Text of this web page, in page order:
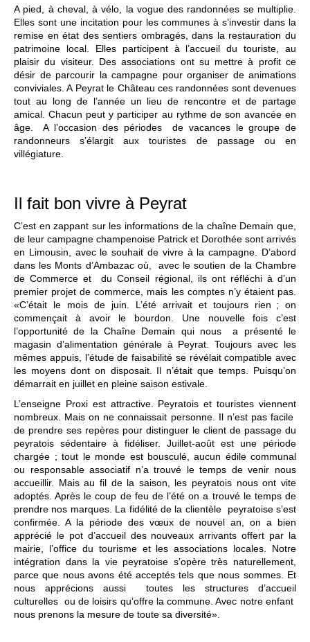
A pied, à cheval, à vélo, la vogue des randonnées se multiplie.
Elles sont une incitation pour les communes à s’investir dans la
remise en état des sentiers ombragés, dans la restauration du
patrimoine local. Elles participent à l’accueil du touriste, au
plaisir du visiteur. Des associations ont su mettre à profit ce
désir de parcourir la campagne pour organiser de animations
conviviales. A Peyrat le Château ces randonnées sont devenues
tout au long de l’année un lieu de rencontre et de partage
amical. Chacun peut y participer au rythme de son avancée en
âge. A l’occasion des périodes de vacances le groupe de
randonneurs s’élargit aux touristes de passage ou en
villégiature.
Il fait bon vivre à Peyrat
C’est en zappant sur les informations de la chaîne Demain que,
de leur campagne champenoise Patrick et Dorothée sont arrivés
en Limousin, avec le souhait de vivre à la campagne. D’abord
dans les Monts d’Ambazac où, avec le soutien de la Chambre
de Commerce et du Conseil régional, ils ont réfléchi à d’un
premier projet de commerce, mais les comptes n’y étaient pas.
«C’était le mois de juin. L’été arrivait et toujours rien ; on
commençait à avoir le bourdon. Une nouvelle fois c’est
l’opportunité de la Chaîne Demain qui nous a présenté le
magasin d’alimentation générale à Peyrat. Toujours avec les
mêmes appuis, l’étude de faisabilité se révélait compatible avec
les moyens dont on disposait. Il n’était que temps. Puisqu’on
démarrait en juillet en pleine saison estivale.
L’enseigne Proxi est attractive. Peyratois et touristes viennent
nombreux. Mais on ne connaissait personne. Il n’est pas facile
de prendre ses repères pour distinguer le client de passage du
peyratois sédentaire à fidéliser. Juillet-août est une période
chargée ; tout le monde est bousculé, aucun édile communal
ou responsable associatif n’a trouvé le temps de venir nous
accueillir. Mais au fil de la saison, les peyratois nous ont vite
adoptés. Après le coup de feu de l’été on a trouvé le temps de
prendre nos marques. La fidélité de la clientèle peyratoise s’est
confirmée. A la période des vœux de nouvel an, on a bien
apprécié le pot d’accueil des nouveaux arrivants offert par la
mairie, l’office du tourisme et les associations locales. Notre
intégration dans la vie peyratoise s’opère très naturellement,
parce que nous avons été acceptés tels que nous sommes. Et
nous apprécions aussi toutes les structures d’accueil
culturelles ou de loisirs qu’offre la commune. Avec notre enfant
nous prenons la mesure de toute sa diversité».